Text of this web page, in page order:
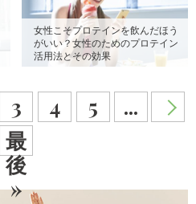
女性こそプロテインを飲んだほう
がいい？女性のためのプロテイン
活用法とその効果
3 4 5
...
最
後
»